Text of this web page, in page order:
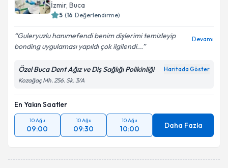
İzmir, Buca
5 (16 Değerlendirme)
Guleryuzlu hanımefendi benim dişlerimi temizleyip
bonding uygulaması yapıldı çok ilgilendi...
Devamı
Özel Buca Dent Ağız ve Diş Sağlığı Polikinliği Haritada Göster
Kozağaç Mh. 256. Sk. 3/A
En Yakın Saatler
10 Ağu
09:00
10 Ağu
09:30
10 Ağu
10:00 Daha Fazla